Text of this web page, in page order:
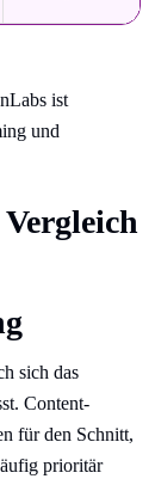
ist
und
sich das
Content-
für den Schnitt,
prioritär